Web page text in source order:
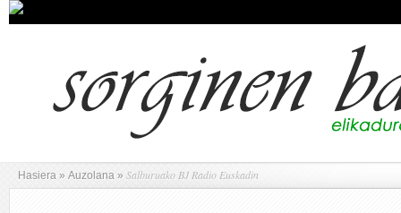
Hasiera » Auzolana » Salburuako BJ Radio Euskadin